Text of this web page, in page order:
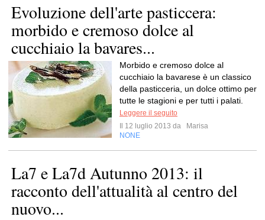
Evoluzione dell'arte pasticcera:
morbido e cremoso dolce al
cucchiaio la bavares...
Morbido e cremoso dolce al
cucchiaio la bavarese è un classico
della pasticceria, un dolce ottimo per
tutte le stagioni e per tutti i palati.
Leggere il seguito
Il 12 luglio 2013 da
Marisa
NONE
La7 e La7d Autunno 2013: il
racconto dell'attualità al centro del
nuovo...